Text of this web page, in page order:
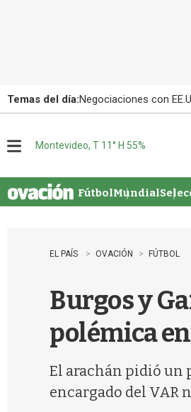
Temas del día:Negociaciones con
u
Montevideo, T 11° H 55%
FútbolMundial
EL PAÍS OVACIÓN FÚTBOL
Burgos y
polémica
El arachán pidió un
encargado del VAR